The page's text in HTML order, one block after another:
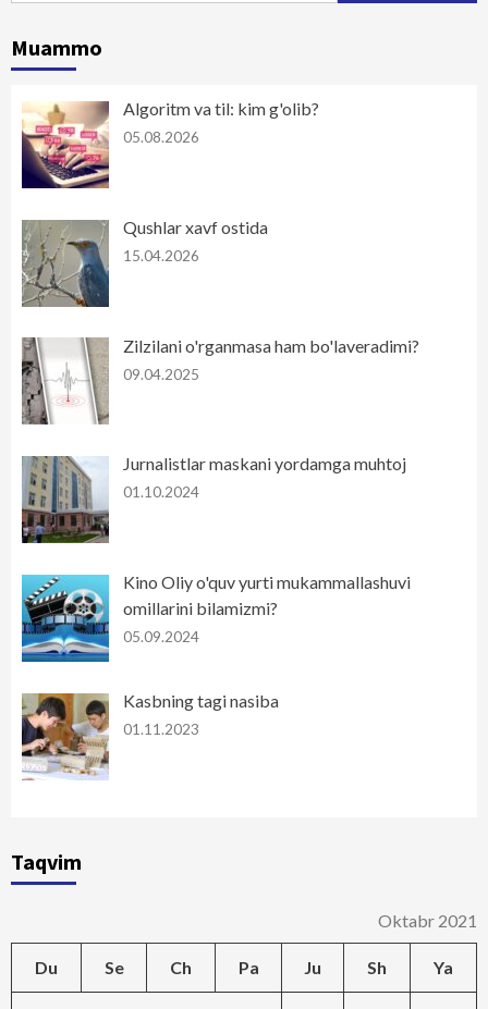
Muammo
Algoritm va til: kim g'olib?
05.08.2026
Qushlar xavf ostida
15.04.2026
Zilzilani o'rganmasa ham bo'laveradimi?
09.04.2025
Jurnalistlar maskani yordamga muhtoj
01.10.2024
Kino Oliy o'quv yurti mukammallashuvi
omillarini bilamizmi?
05.09.2024
Kasbning tagi nasiba
01.11.2023
Taqvim
Oktabr 2021
Du Se Ch Pa Ju Sh Ya